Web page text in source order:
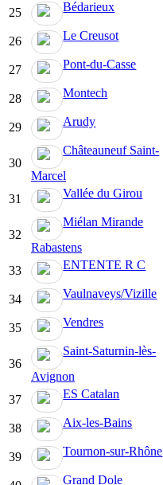
25 Bédarieux
26 Le Creusot
27 Pont-du-Casse
28 Montech
29 Arudy
30
Châteauneuf Saint-
Marcel
31 Vallée du Girou
32
Miélan Mirande
Rabastens
33 ENTENTE R C
34 Vaulnaveys/Vizille
35 Vendres
36
Saint-Saturnin-lès-
Avignon
37 ES Catalan
38 Aix-les-Bains
39 Tournon-sur-Rhône
Grand Dole